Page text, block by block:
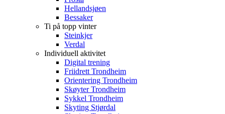
Hellandsjøen
Bessaker
Ti på topp vinter
Steinkjer
Verdal
Individuell aktivitet
Digital trening
Friidrett Trondheim
Orientering Trondheim
Skøyter Trondheim
Sykkel Trondheim
Skyting Stjørdal